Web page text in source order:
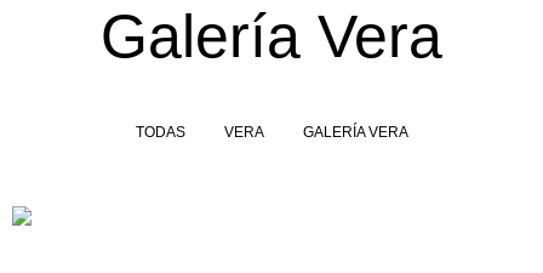
Galería Vera
TODAS VERA GALERÍA VERA